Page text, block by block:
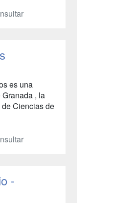
es una
, la
Ciencias de
-